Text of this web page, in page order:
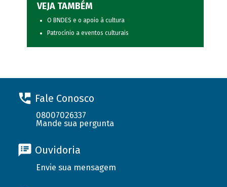
VEJA TAMBÉM
O BNDES e o apoio à cultura
Patrocínio a eventos culturais
Fale Conosco
08007026337
Mande sua pergunta
Ouvidoria
Envie sua mensagem